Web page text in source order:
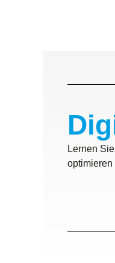
Lernen
optimieren